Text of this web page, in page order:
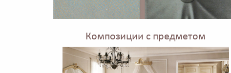
Композиции с предметом